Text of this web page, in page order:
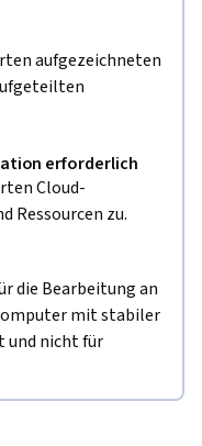
aufgezeichneten
erforderlich
Cloud-
Ressourcen zu.
die Bearbeitung an
mit stabiler
und nicht für